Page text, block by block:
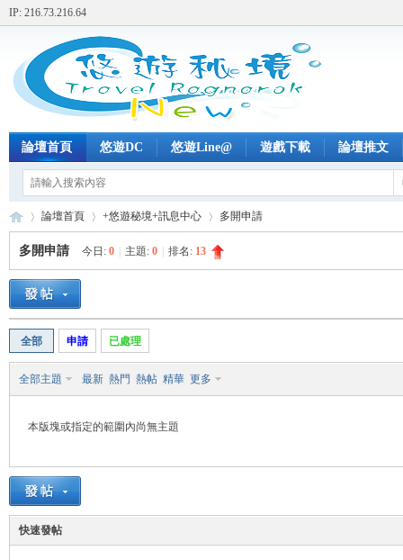
IP: 216.73.216.64
論壇首頁 悠遊DC 悠遊Line@ 遊戲下載 論壇推文
悠
»
論壇首頁 +悠遊秘境+訊息中心 多開申請
多開申請 今日: 0 主題: 0 排名: 13
全部 申請 已處理
全部主題 最新 熱門 熱帖 精華 更多
本版塊或指定的範圍內尚無主題
快速發帖